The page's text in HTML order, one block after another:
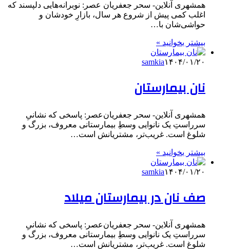
همشهری آنلاین- سحر جعفریان عصر: نوبرانه‌هایی دلپسند که
اغلب کمی پیش از شروع هر سال، بازارِ خودشان و
حواشی‌شان با…
بیشتر بخوانید »
samkia۱۴۰۴/۰۱/۲۰
نان بیمارستان
همشهری آنلاین- سحر جعفریان‌عصر: پاسخی که نشانیِ
سرراستِ یک نانوایی وسطِ بیمارستانی معروف، بزرگ و
شلوغ است. غریب‌تر، مشتریانش است…
بیشتر بخوانید »
samkia۱۴۰۴/۰۱/۲۰
صف نان در بیمارستان میلاد
همشهری آنلاین- سحر جعفریان‌عصر: پاسخی که نشانیِ
سرراستِ یک نانوایی وسطِ بیمارستانی معروف، بزرگ و
شلوغ است. غریب‌تر، مشتریانش است…